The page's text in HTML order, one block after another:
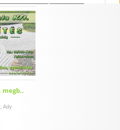
enable storage
authentication
and other
megb..
Ady